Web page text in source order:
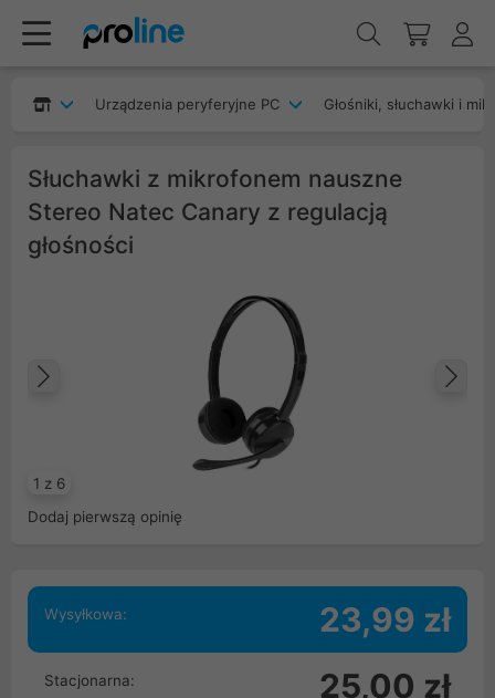
Urządzenia peryferyjne PC Głośniki, słuchawki i
Słuchawki z mikrofonem nauszne
Stereo Natec Canary z regulacją
głośności
1 z 6
Poprzedni
Dodaj pierwszą opinię
Wysyłkowa: 23,99 zł
Stacjonarna: 25,00 zł